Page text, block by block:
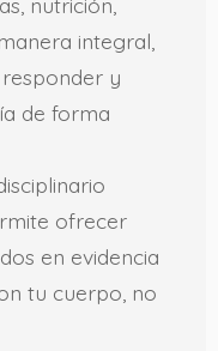
integral,
y
de forma
ofrecer
en evidencia
tu cuerpo, no